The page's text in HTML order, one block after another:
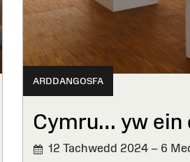
ARDDANGOSFA
Cymru… yw ein
12 Tachwedd 2024 – 6